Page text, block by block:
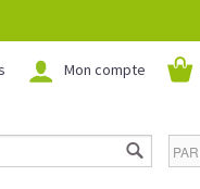
Mon compte